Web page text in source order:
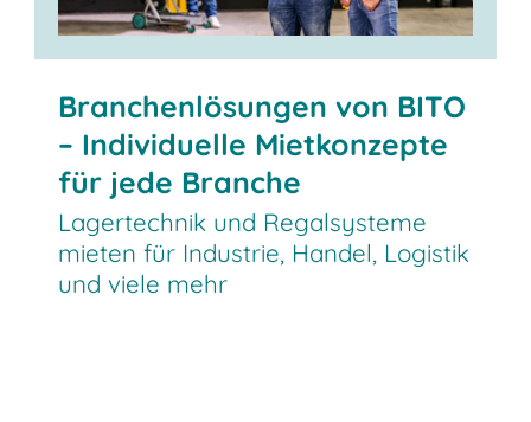
Branchenlösungen von BITO
– Individuelle Mietkonzepte
für jede Branche
Lagertechnik und Regalsysteme
mieten für Industrie, Handel, Logistik
und viele mehr